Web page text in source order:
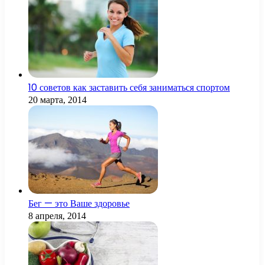
10 советов как заставить себя заниматься спортом
20 марта, 2014
Бег — это Ваше здоровье
8 апреля, 2014